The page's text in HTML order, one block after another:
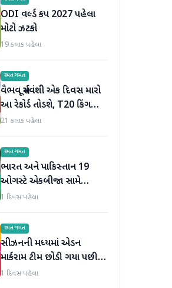
ODI વર્લ્ડ કપ 2027 પહેલા
મોટો ઝટકો
19 કલાક પહેલા
રમતગમત
વૈભવ સૂર્યવંશી એક દિવસ મારો
આ રેકોર્ડ તોડશે, T20 કિંગ
બન્યા પછી જોસ બટલરની
21 કલાક પહેલા
રમતગમત
ભારત અને પાકિસ્તાન 19
ઓગસ્ટે એકબીજા સામે
ટકરાશે, હોકી વર્લ્ડ કપ માટે
1 દિવસ પહેલા
રમતગમત
સીઝનની મધ્યમાં એડન
માર્કરામ ટીમ છોડી ગયા પછી
જોસ બટલરે સુપર જાયન્ટ્સ
1 દિવસ પહેલા